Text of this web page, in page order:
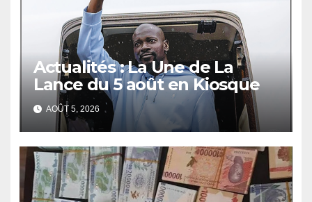
Actualités : La Une de La
Lance du 5 août en Kiosque
AOÛT 5, 2026